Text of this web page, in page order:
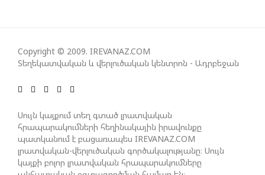
ՆԱԽԱԳԱՀ ԻԼՀԱՄ ԱԼԻԵՎԸ ՇՆՈՐՀԱՎՈՐԵԼ Է ԻՐ
«ՄԵՆՔ ԳՈՀ ԵՆՔ ԱԴՐԲԵՋԱՆԻ ԵՎ ՄԱԼԴԻՎՆԵՐԻ
ՄԻՋԵՎ ՀԱՐԱԲԵՐՈՒԹՅՈՒՆՆԵՐԻ ԴԻՆԱՄԻԿ
ԶԱՐԳԱՑՈՒՄԻՑ»
Copyright © 2009. IREVANAZ.COM
Տեղեկատվական և վերլուծական կենտրոն - Ադրբեջան
Սույն կայքում տեղ գտած լրատվական
հրապարակումների հեղինակային իրավունքը
պատկանում է բացառապես IREVANAZ.COM
լրատվական-վերլուծական գործակալությանը։ Սույն
կայքի բոլոր լրատվական հրապարակումները